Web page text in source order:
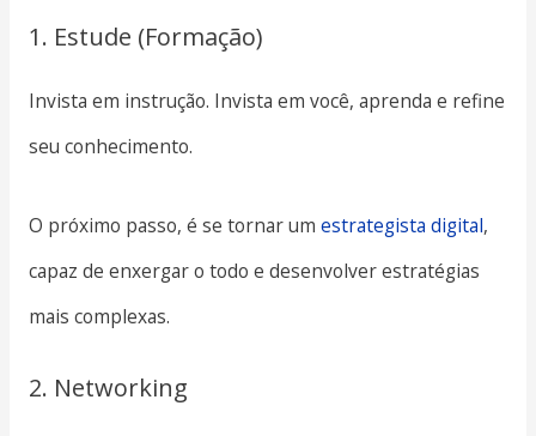
1. Estude (Formação)
Invista em instrução. Invista em você, aprenda e refine
seu conhecimento.
O próximo passo, é se tornar um estrategista digital,
capaz de enxergar o todo e desenvolver estratégias
mais complexas.
2. Networking